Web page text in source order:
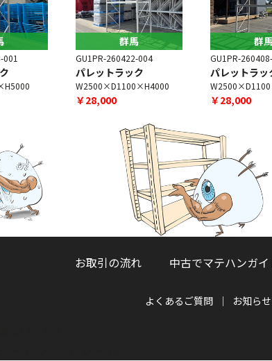
001
群馬
GU1PR-260422-004
パレットラック
W2500×D1100×H4000
￥28,000
群
GU1PR-
パレットラッ
￥28,000
お取引の流れ 中古でマテハンガイ
よくあるご質問 お知らせ